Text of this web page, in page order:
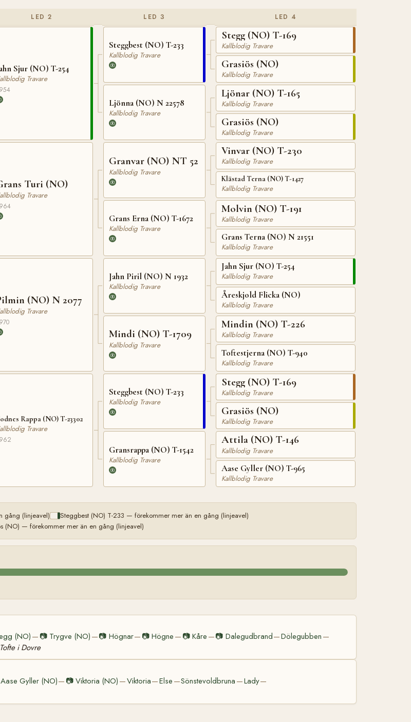
LED 2
Sjur (NO) T-254
Travare
Turi (NO)
Travare
(NO) N 2077
Travare
Rappa (NO) T-23302
Travare
LED 3
Steggbest (NO) T-233
Kallblodig Travare
Ljönna (NO) N 22578
Kallblodig Travare
Granvar (NO) NT 52
Kallblodig Travare
Grans Erna (NO) T-1672
Kallblodig Travare
Jahn Piril (NO) N 1932
Kallblodig Travare
Mindi (NO) T-1709
Kallblodig Travare
Steggbest (NO) T-233
Kallblodig Travare
Gransrappa (NO) T-1542
Kallblodig Travare
LED 4
Stegg (NO) T-169
Kallblodig Travare
Grasiös (NO)
Kallblodig Travare
Ljönar (NO) T-165
Kallblodig Travare
Grasiös (NO)
Kallblodig Travare
Vinvar (NO) T-230
Kallblodig Travare
Klästad Terna (NO) T-1427
Kallblodig Travare
Molvin (NO) T-191
Kallblodig Travare
Grans Terna (NO) N 21551
Kallblodig Travare
Jahn Sjur (NO) T-254
Kallblodig Travare
Åreskjold Flicka (NO)
Kallblodig Travare
Mindin (NO) T-226
Kallblodig Travare
Toftestjerna (NO) T-940
Kallblodig Travare
Stegg (NO) T-169
Kallblodig Travare
Grasiös (NO)
Kallblodig Travare
Attila (NO) T-146
Kallblodig Travare
Aase Gyller (NO) T-965
Kallblodig Travare
gång (linjeavel)
Steggbest (NO) T-233 — förekommer mer än en gång (linjeavel)
(NO) — förekommer mer än en gång (linjeavel)
(NO)— 📷 Trygve (NO) —📷 Högnar— 📷Högne — 📷Kåre —📷 Dalegudbrand—Dölegubben —
i Dovre
Aase Gyller (NO)— 📷Viktoria (NO) —Viktoria—Else —Sönstevoldbruna —Lady—